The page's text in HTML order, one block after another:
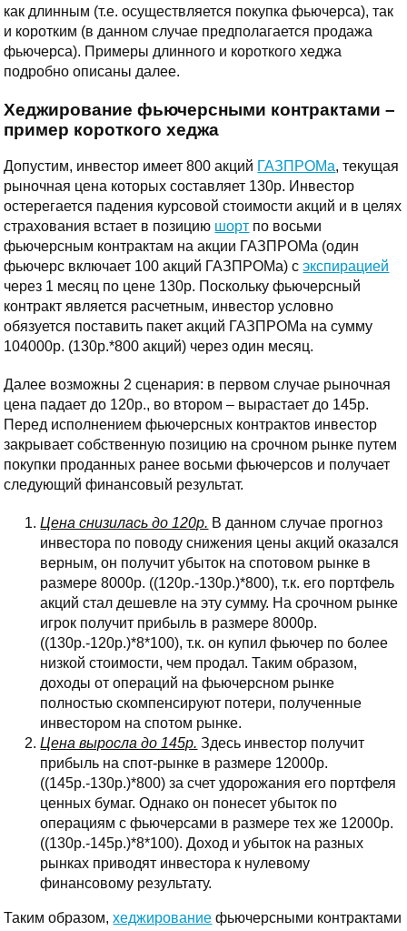
как длинным (т.е. осуществляется покупка фьючерса), так
и коротким (в данном случае предполагается продажа
фьючерса). Примеры длинного и короткого хеджа
подробно описаны далее.
Хеджирование фьючерсными контрактами –
пример короткого хеджа
Допустим, инвестор имеет 800 акций ГАЗПРОМа, текущая
рыночная цена которых составляет 130р. Инвестор
остерегается падения курсовой стоимости акций и в целях
страхования встает в позицию шорт по восьми
фьючерсным контрактам на акции ГАЗПРОМа (один
фьючерс включает 100 акций ГАЗПРОМа) сэкспирацией
через 1 месяц по цене 130р. Поскольку фьючерсный
контракт является расчетным, инвестор условно
обязуется поставить пакет акций ГАЗПРОМа на сумму
104000р. (130р.*800 акций) через один месяц.
Далее возможны 2 сценария: в первом случае рыночная
цена падает до 120р., во втором – вырастает до 145р.
Перед исполнением фьючерсных контрактов инвестор
закрывает собственную позицию на срочном рынке путем
покупки проданных ранее восьми фьючерсов и получает
следующий финансовый результат.
Цена снизилась до 120р. В данном случае прогноз
инвестора по поводу снижения цены акций оказался
верным, он получит убыток на спотовом рынке в
размере 8000р. ((120р.-130р.)*800), т.к. его портфель
акций стал дешевле на эту сумму. На срочном рынке
игрок получит прибыль в размере 8000р.
((130р.-120р.)*8*100), т.к. он купил фьючер по более
низкой стоимости, чем продал. Таким образом,
доходы от операций на фьючерсном рынке
полностью скомпенсируют потери, полученные
инвестором на спотом рынке.
Цена выросла до 145р. Здесь инвестор получит
прибыль на спот-рынке в размере 12000р.
((145р.-130р.)*800) за счет удорожания его портфеля
ценных бумаг. Однако он понесет убыток по
операциям с фьючерсами в размере тех же 12000р.
((130р.-145р.)*8*100). Доход и убыток на разных
рынках приводят инвестора к нулевому
финансовому результату.
Таким образом,хеджирование фьючерсными контрактами